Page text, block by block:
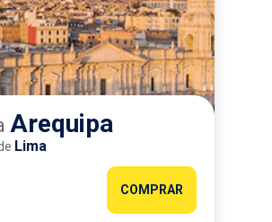
Arequipa
Lima
COMPRAR